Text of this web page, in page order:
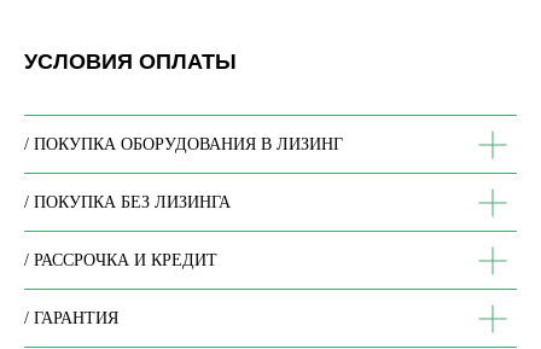
УСЛОВИЯ ОПЛАТЫ
/ ПОКУПКА ОБОРУДОВАНИЯ В ЛИЗИНГ
/ ПОКУПКА БЕЗ ЛИЗИНГА
/ РАССРОЧКА И КРЕДИТ
/ ГАРАНТИЯ